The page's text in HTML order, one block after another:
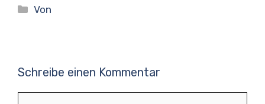
Kategorien
Von
Schreibe einen Kommentar